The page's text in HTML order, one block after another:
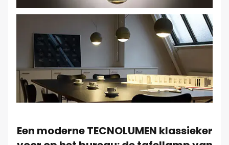
Een moderne TECNOLUMEN klassieker